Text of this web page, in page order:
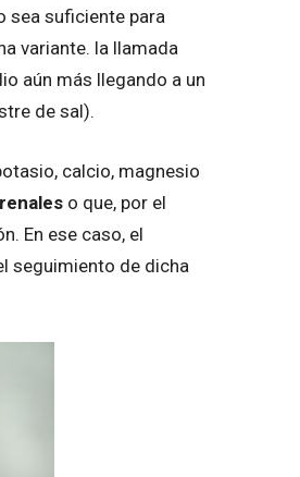
sea suficiente para
variante. la llamada
aún más llegando a un
de sal).
calcio, magnesio
o que, por el
En ese caso, el
seguimiento de dicha